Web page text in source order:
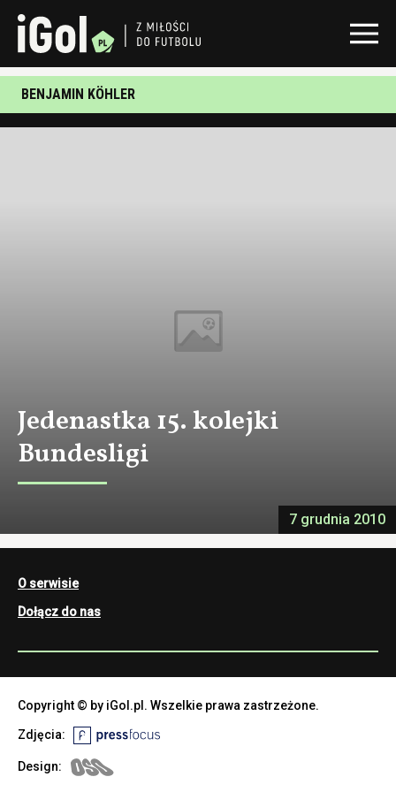
BENJAMIN KÖHLER
7 grudnia 2010
Jedenastka 15. kolejki
Bundesligi
O serwisie
Dołącz do nas
Copyright © by iGol.pl. Wszelkie prawa zastrzeżone.
Zdjęcia:
Design: